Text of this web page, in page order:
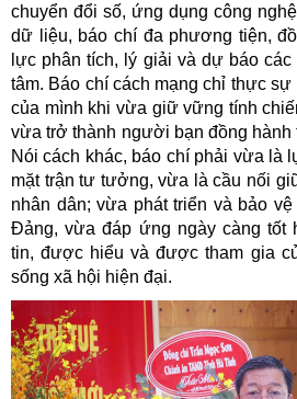
chuyển đổi số, ứng dụng công
dữ liệu, báo chí đa phương tiện,
lực phân tích, lý giải và dự báo
tâm. Báo chí cách mạng chỉ thực
của mình khi vừa giữ vững tính
vừa trở thành người bạn đồng hành
Nói cách khác, báo chí phải vừa là
mặt trận tư tưởng, vừa là cầu nối
nhân dân; vừa phát triển và bảo
Đảng, vừa đáp ứng ngày càng tốt
tin, được hiểu và được tham gia
sống xã hội hiện đại.